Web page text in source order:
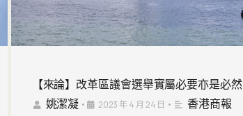
【來論】改革區議會選舉實屬必要亦是必然
姚潔凝 • 2023 年 4 月 24 日 • 香港商報